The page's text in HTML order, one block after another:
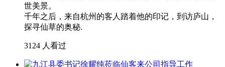
世美景。
千年之后，来自杭州的客人踏着他的印记，到访庐山，
探寻仙草的奥秘.
3124 人看过